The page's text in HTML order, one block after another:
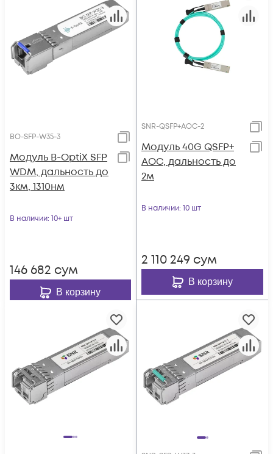
BO-SFP-W35-3
Модуль B-OptiX SFP
WDM, дальность до
3км, 1310нм
В наличии: 10+ шт
146 682 сум
В корзину
SNR-QSFP+AOC-2
Модуль 40G QSFP+
AOC, дальность до
2м
В наличии: 10 шт
2 110 249 сум
В корзину